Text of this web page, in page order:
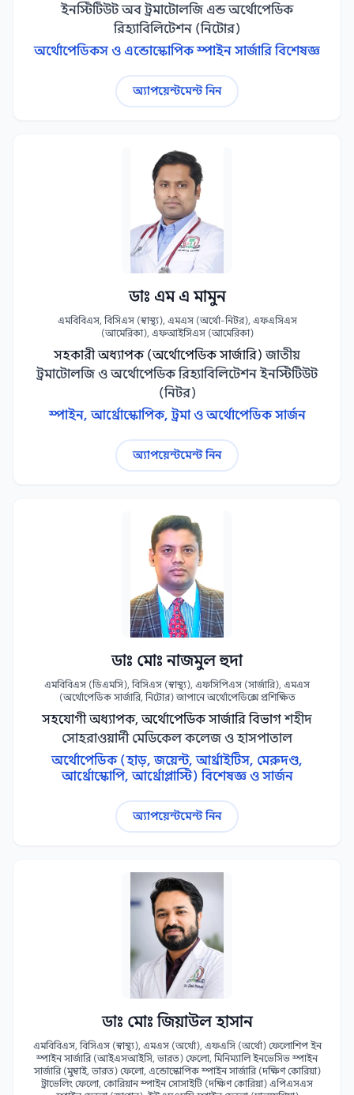
ইনস্টিটিউট অব ট্রমাটোলজি এন্ড অর্থোপেডিক
রিহ্যাবিলিটেশন (নিটোর)
অর্থোপেডিকস ও এন্ডোস্কোপিক স্পাইন সার্জারি বিশেষজ্ঞ
অ্যাপয়েন্টমেন্ট নিন
ডাঃ এম এ মামুন
এমবিবিএস, বিসিএস (স্বাস্থ্য), এমএস (অর্থো-নিটর), এফএসিএস
(আমেরিকা), এফআইসিএস (আমেরিকা)
সহকারী অধ্যাপক (অর্থোপেডিক সার্জারি) জাতীয়
ট্রমাটোলজি ও অর্থোপেডিক রিহ্যাবিলিটেশন ইনস্টিটিউট
(নিটর)
স্পাইন, আর্থ্রোস্কোপিক, ট্রমা ও অর্থোপেডিক সার্জন
অ্যাপয়েন্টমেন্ট নিন
ডাঃ মোঃ নাজমুল হুদা
এমবিবিএস (ডিএমসি), বিসিএস (স্বাস্থ্য), এফসিপিএস (সার্জারি), এমএস
(অর্থোপেডিক সার্জারি, নিটোর) জাপানে অর্থোপেডিক্সে প্রশিক্ষিত
সহযোগী অধ্যাপক, অর্থোপেডিক সার্জারি বিভাগ শহীদ
সোহরাওয়ার্দী মেডিকেল কলেজ ও হাসপাতাল
অর্থোপেডিক (হাড়, জয়েন্ট, আর্থ্রাইটিস, মেরুদণ্ড,
আর্থ্রোস্কোপি, আর্থ্রোপ্লাস্টি) বিশেষজ্ঞ ও সার্জন
অ্যাপয়েন্টমেন্ট নিন
ডাঃ মোঃ জিয়াউল হাসান
এমবিবিএস, বিসিএস (স্বাস্থ্য), এমএস (অর্থো), এফএসি (অর্থো) ফেলোশিপ ইন
স্পাইন সার্জারি (আইএসআইসি, ভারত) ফেলো, মিনিম্যালি ইনভেসিভ স্পাইন
সার্জারি (মুম্বাই, ভারত) ফেলো, এন্ডোস্কোপিক স্পাইন সার্জারি (দক্ষিণ কোরিয়া)
ট্রাভেলিং ফেলো, কোরিয়ান স্পাইন সোসাইটি (দক্ষিণ কোরিয়া) এপিএসএস